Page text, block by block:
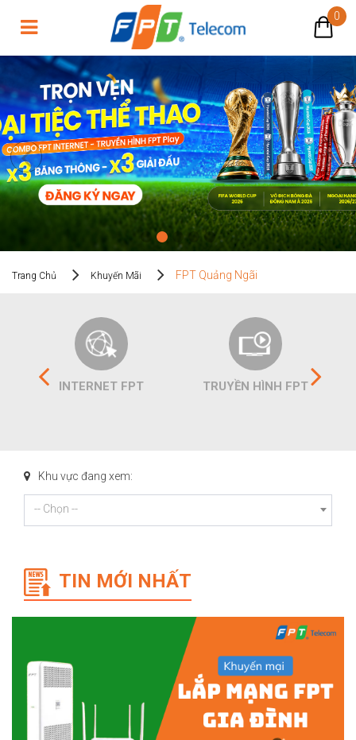
0
FPT Quảng Ngãi
Trang Chủ Khuyến Mãi FPT Quảng Ngãi
INTERNET FPT TRUYỀN HÌNH FPT
Khu vực đang xem:
-- Chọn --
TIN MỚI NHẤT